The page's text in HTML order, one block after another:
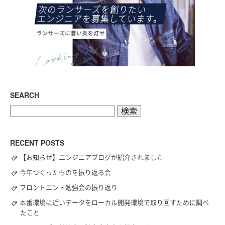
SEARCH
RECENT POSTS
【お知らせ】エンジニアブログが紹介されました
今年つくったものを振り返る会
フロントエンド勉強会の振り返り
本番環境に近いデータをローカル開発環境で取り回すために調べ
たこと